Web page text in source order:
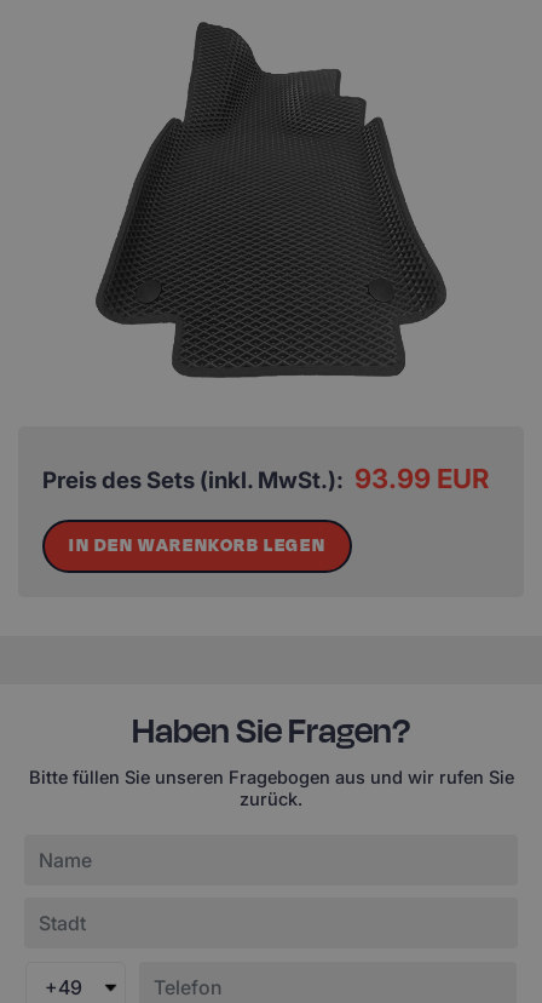
Preis des Sets (inkl. MwSt.): 93.99 EUR
IN DEN WARENKORB LEGEN
Haben Sie Fragen?
Bitte füllen Sie unseren Fragebogen aus und wir rufen Sie
zurück.
+49